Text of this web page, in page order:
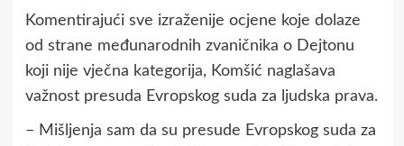
Komentirajući sve izraženije ocjene koje dolaze
od strane međunarodnih zvaničnika o Dejtonu
koji nije vječna kategorija, Komšić naglašava
važnost presuda Evropskog suda za ljudska prava.
– Mišljenja sam da su presude Evropskog suda za